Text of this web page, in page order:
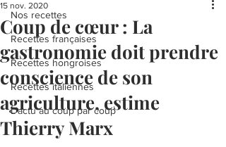
Nos recettes
Recettes françaises
Recettes hongroises
Recettes italiennes
L'actu au coup par coup
Coup de cœur : La
gastronomie doit prendre
conscience de son
agriculture, estime
Thierry Marx
15 nov. 2020